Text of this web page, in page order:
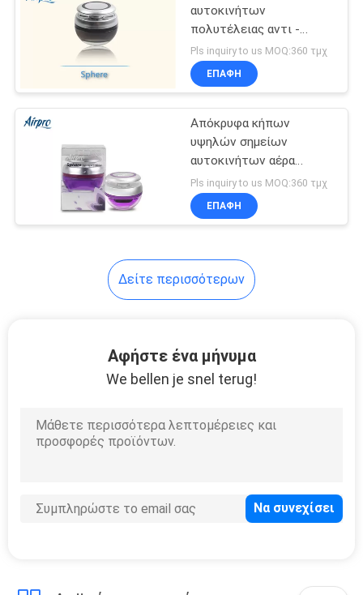
Χαρτί Freshener
αέρα
ψεκασμού και
freshener
τουαλετών
αυτοκινήτων
πολυτέλειας αντι -
άρωμα εξαρτημάτων
αυτοκινήτων καπνού
Pls inquiry to us MOQ:360 τμχ
ΕΠΑΦΉ
Απόκρυφα κήπων
υψηλών σημείων
αυτοκινήτων αέρα
πρότυπα χρώματος
MSDS αναψυκτικών
πορφυρά
Pls inquiry to us MOQ:360 τμχ
ΕΠΑΦΉ
Δείτε περισσότερων
Αφήστε ένα μήνυμα
We bellen je snel terug!